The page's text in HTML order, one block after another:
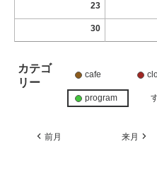
23
30
カテゴ
リー
cafe
program
前月 来月